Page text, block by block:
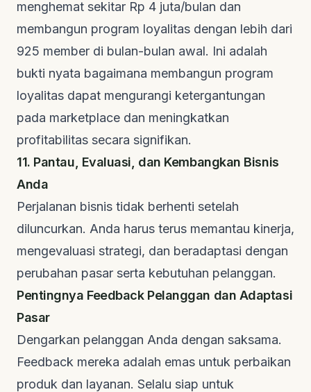
menghemat sekitar Rp 4 juta/bulan dan
membangun program loyalitas dengan lebih dari
925 member di bulan-bulan awal. Ini adalah
bukti nyata bagaimana membangun program
loyalitas dapat mengurangi ketergantungan
pada marketplace dan meningkatkan
profitabilitas secara signifikan.
11. Pantau, Evaluasi, dan Kembangkan Bisnis
Anda
Perjalanan bisnis tidak berhenti setelah
diluncurkan. Anda harus terus memantau kinerja,
mengevaluasi strategi, dan beradaptasi dengan
perubahan pasar serta kebutuhan pelanggan.
Pentingnya FeedbackPelanggan dan Adaptasi
Pasar
Dengarkan pelanggan Anda dengan saksama.
Feedback mereka adalah emas untuk perbaikan
produk dan layanan. Selalu siap untuk